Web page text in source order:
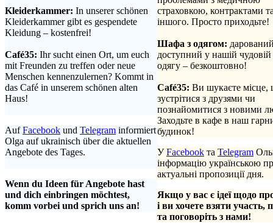
Kleiderkammer: In unserer schönen
Kleiderkammer gibt es gespendete
Kleidung – kostenfrei!
Café35: Ihr sucht einen Ort, um euch
mit Freunden zu treffen oder neue
Menschen kennenzulernen? Kommt in
das Café in unserem schönen alten
Haus!
AufFacebook und Telegram informiert
Olga auf ukrainisch über die aktuellen
Angebote des Tages.
Wenn du Ideen für Angebote hast
und dich einbringen möchtest,
komm vorbei und sprich uns an!
страховкою, контрактами
іншого. Просто приходьте!
Шафа з одягом:
доступний у нашій
одягу – безкоштовно!
Café35: Ви шукаєте місце,
зустрітися з друзями чи
познайомитися з новими
Заходьте в кафе в наш
будинок!
УFacebook та Telegram
інформацію українською
актуальні пропозиції дня.
Якщо у вас є ідеї щодо
і ви хочете взяти участь,
та поговоріть з нами!